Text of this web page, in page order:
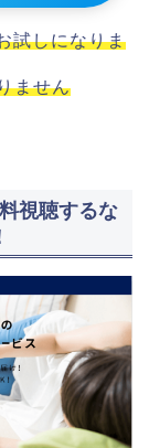
試しになりま
ません
視聴するな